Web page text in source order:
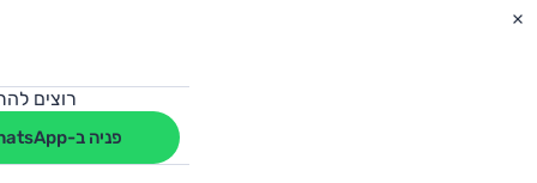
רוצים
פניה ב-WhatsApp